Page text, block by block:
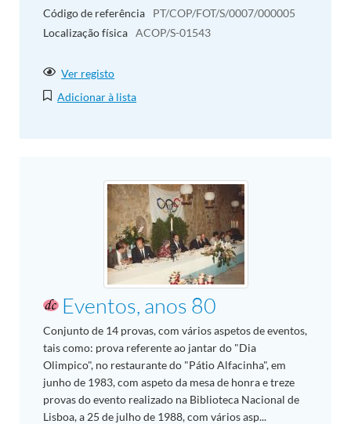
Código de referência
PT/COP/FOT/S/0007/000005
Localização física ACOP/S-01543
Ver registo
Adicionar à lista
Eventos, anos 80
Conjunto de 14 provas, com vários aspetos de eventos,
tais como: prova referente ao jantar do "Dia
Olimpico", no restaurante do "Pátio Alfacinha", em
junho de 1983, com aspeto da mesa de honra e treze
provas do evento realizado na Biblioteca Nacional de
Lisboa, a 25 de julho de 1988, com vários asp...